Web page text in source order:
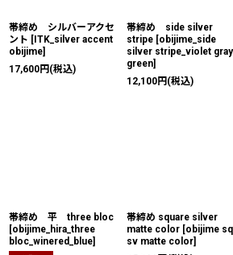
帯締め シルバーアクセ
ント [ITK_silver accent
obijime]
17,600円 (税込)
帯締め side silver
stripe [obijime_side
silver stripe_violet gray
green]
12,100円 (税込)
帯締め 平 three bloc
[obijime_hira_three
bloc_winered_blue]
帯締め square silver
matte color [obijime sq
sv matte color]